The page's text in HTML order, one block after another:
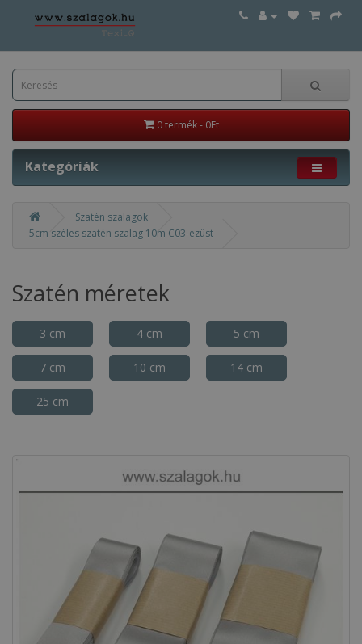
0 termék - 0Ft
Kategóriák
Szatén szalagok
5cm széles szatén szalag 10m C03-ezüst
Szatén méretek
3 cm 4 cm 5 cm
7 cm 10 cm 14 cm
25 cm